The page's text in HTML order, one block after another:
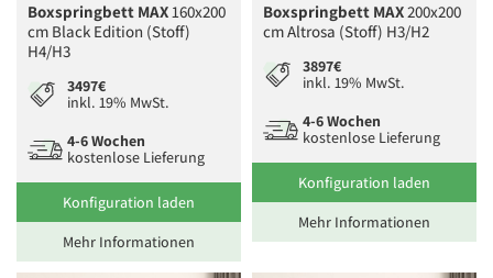
Boxspringbett MAX160x200
cm Black Edition (Stoff)
H4/H3
3497€
inkl. 19% MwSt.
4-6 Wochen
kostenlose Lieferung
Konfiguration laden
Mehr Informationen
Boxspringbett MAX200x200
cm Altrosa (Stoff) H3/H2
3897€
inkl. 19% MwSt.
4-6 Wochen
kostenlose Lieferung
Konfiguration laden
Mehr Informationen